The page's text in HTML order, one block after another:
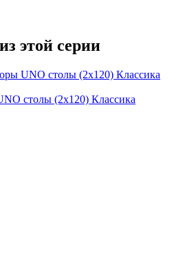
этой серии
столы (2х120) Классика